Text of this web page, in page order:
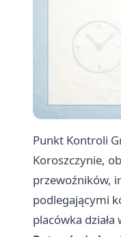
Punkt Kontroli
Koroszczynie,
przewoźników,
podlegającymi
placówka działa